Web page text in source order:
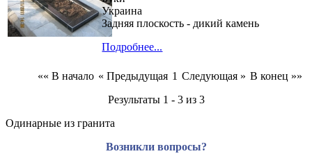
Украина
Задняя плоскость - дикий камень
Подробнее...
«« В начало « Предыдущая 1 Следующая » В конец »»
Результаты 1 - 3 из 3
Одинарные из гранита
Возникли вопросы?